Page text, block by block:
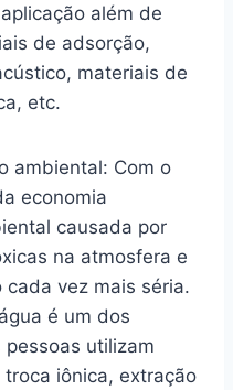
além de
de adsorção,
materiais de
etc.
ambiental: Com o
economia
causada por
na atmosfera e
vez mais séria.
é um dos
utilizam
iônica, extração